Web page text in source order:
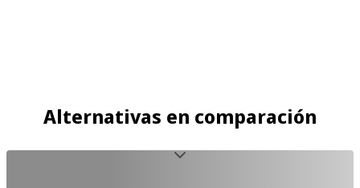
Alternativas en comparación